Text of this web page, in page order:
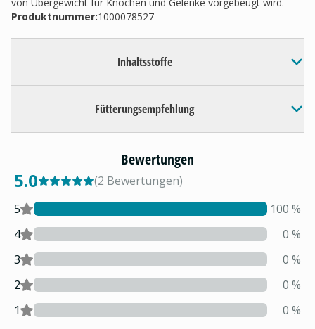
Produktnummer:1000078527
Inhaltsstoffe
Fütterungsempfehlung
Bewertungen
5.0 (2 Bewertungen)
5
100 %
4
0 %
3
0 %
2
0 %
1
0 %